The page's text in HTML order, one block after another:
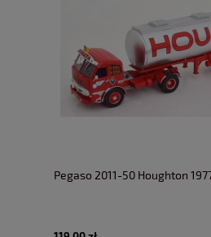
Pegaso 2011-50 Houghton